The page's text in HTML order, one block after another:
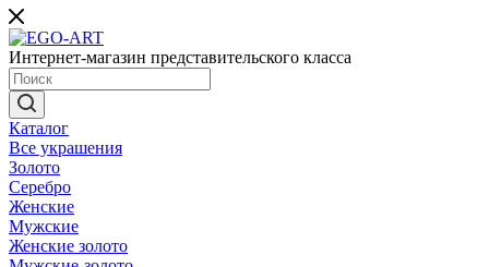
Интернет-магазин представительского класса
Каталог
Все украшения
Золото
Серебро
Женские
Мужские
Женские золото